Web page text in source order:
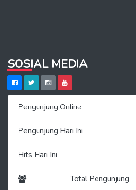
SOSIAL MEDIA
Pengunjung Online
Pengunjung Hari Ini
Hits Hari Ini
Total Pengunjung